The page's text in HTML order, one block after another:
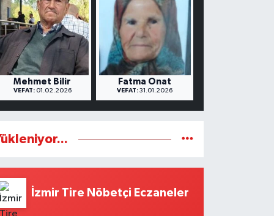
Mehmet Bilir
VEFAT:01.02.2026
Fatma Onat
VEFAT: 31.01.2026
İzmir Tire Nöbetçi Eczaneler